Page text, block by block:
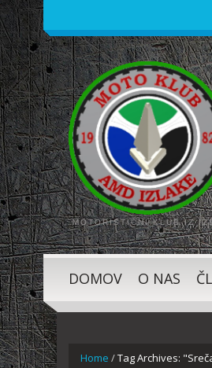
MOTORISTIČNI KLUB IZ
DOMOV O NAS
Home /Tag Archives: